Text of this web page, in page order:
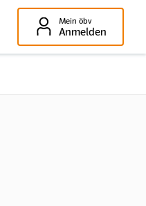
Mein öbv
Anmelden